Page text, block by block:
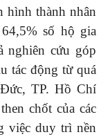
hình thành nhân
số hộ gia
nghiên cứu góp
tác động từ quá
TP. Hồ Chí
chốt của các
việc duy trì nền